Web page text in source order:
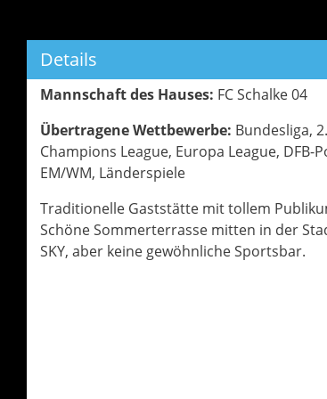
Details
Mannschaft des Hauses: FC Schalke 04
Übertragene Wettbewerbe: Bundesliga,
Champions League, Europa League, DFB-
EM/WM, Länderspiele
Traditionelle Gaststätte mit tollem
Schöne Sommerterrasse mitten in der
SKY, aber keine gewöhnliche Sportsbar.